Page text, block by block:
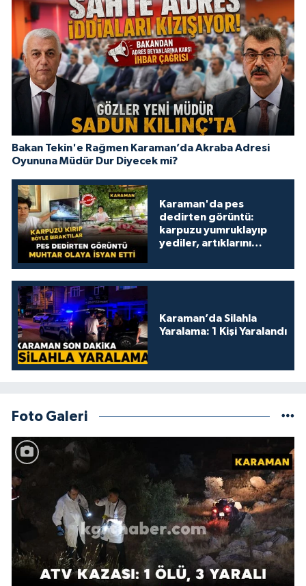
Bakan Tekin'e Rağmen Karaman’da Akraba Adresi
Oyununa Müdür Dur Diyecek mi?
Karaman'da pes
dedirten görüntü:
karpuzu yumruklayıp
yediler, artıklarını
Karaman’da Silahla
Yaralama: 1 Kişi Yaralandı
Foto Galeri